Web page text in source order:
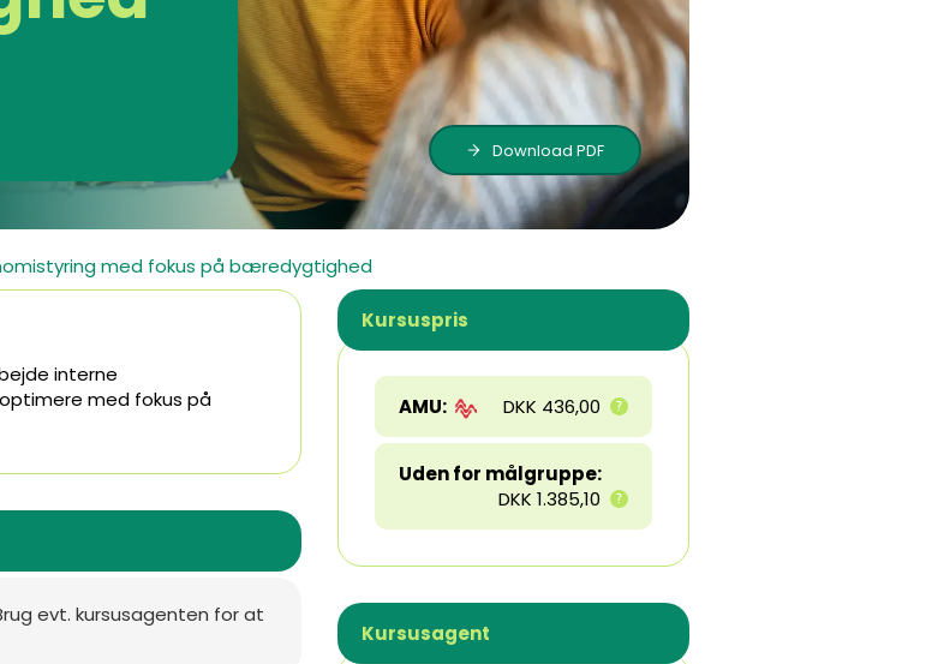
Download PDF
med fokus på bæredygtighed
interne
med fokus på
evt. kursusagenten for at
Kursuspris
AMU: DKK 436,00
Uden for målgruppe:
DKK 1.385,10
Kursusagent